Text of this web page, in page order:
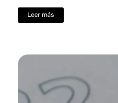
Leer más